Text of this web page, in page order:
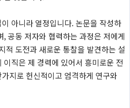
아니라 열정입니다. 논문을 작성하
공동 저자와 협력하는 과정은 저에게
적 도전과 새로운 통찰을 발견하는 설
직은 제 경력에 있어서 흥미로운 전
지로 헌신적이고 엄격하게 연구와